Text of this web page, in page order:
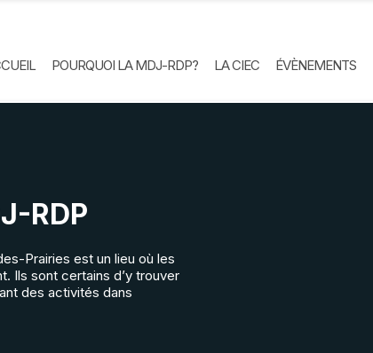
POURQUOI LA MDJ-RDP? LA CIEC ÉVÈNEMENTS
RDP
Prairies est un lieu où les
Ils sont certains d’y trouver
des activités dans